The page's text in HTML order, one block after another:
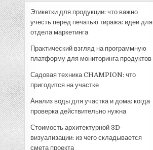
Этикетки для продукции: что важно
учесть перед печатью тиража: идеи для
отдела маркетинга
Практический взгляд на программную
платформу для мониторинга продуктов
Садовая техника CHAMPION: что
пригодится на участке
Анализ воды для участка и дома: когда
проверка действительно нужна
Стоимость архитектурной 3D-
визуализации: из чего складывается
смета проекта